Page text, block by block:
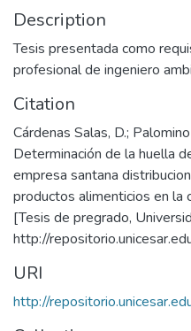
Description
Tesis presentada como
profesional de ingeniero
Citation
Cárdenas Salas, D.;
Determinación de la huella
empresa santana
productos alimenticios en la
[Tesis de pregrado,
http://
URI
http://